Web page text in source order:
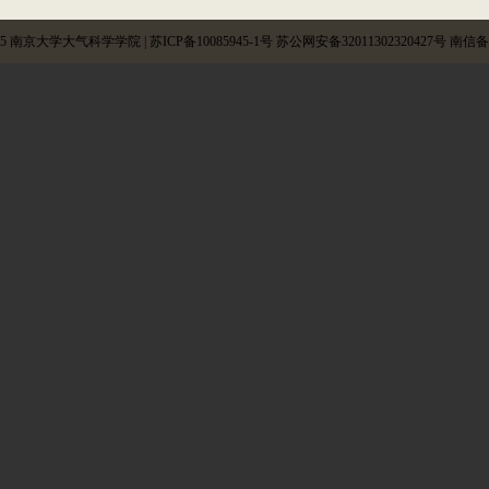
南京大学大气科学学院 | 苏ICP备10085945-1号 苏公网安备32011302320427号 南信